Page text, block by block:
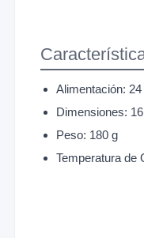
Alimentación: 24
Dimensiones:
Peso: 180 g
Temperatura de